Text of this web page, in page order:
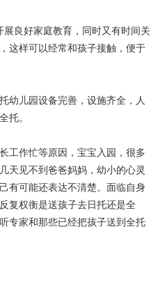
良好家庭教育，同时又有时间关
这样可以经常和孩子接触，便于
儿园设备完善，设施齐全，人
托。
作忙等原因，宝宝入园，很多
天见不到爸爸妈妈，幼小的心灵
有可能还表达不清楚。面临自身
复权衡是送孩子去日托还是全
专家和那些已经把孩子送到全托